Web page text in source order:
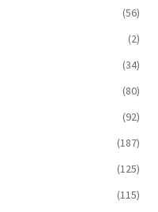
(56)
(2)
(34)
(80)
(92)
(187)
(125)
(115)